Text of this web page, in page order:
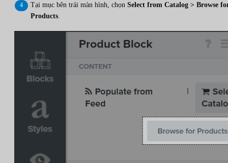
Tại mục bên trái màn hình, chọn Select from Catalog > Browse
Products.